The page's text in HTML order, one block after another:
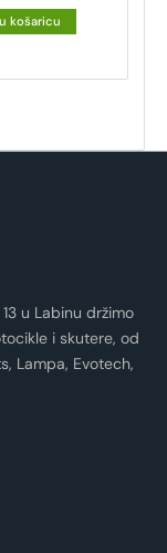
košaricu
u Labinu držimo
i skutere, od
Lampa, Evotech,